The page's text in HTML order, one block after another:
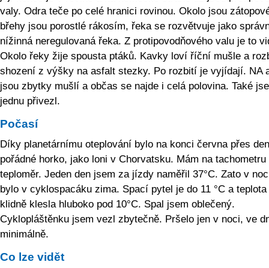
valy. Odra teče po celé hranici rovinou. Okolo jsou
břehy jsou porostlé rákosím, řeka se rozvětvuje jako
nížinná neregulovaná řeka. Z protipovodňového valu je to
Okolo řeky žije spousta ptáků. Kavky loví říční mušle a
shození z výšky na asfalt stezky. Po rozbití je vyjídají. NA
jsou zbytky mušlí a občas se najde i celá polovina. Také
jednu přivezl.
Počasí
Díky planetárnímu oteplování bylo na konci června přes
pořádné horko, jako loni v Chorvatsku. Mám na tachometru
teploměr. Jeden den jsem za jízdy naměřil 37°C. Zato v
bylo v cyklospacáku zima. Spací pytel je do 11 °C a
klidně klesla hluboko pod 10°C. Spal jsem oblečený.
Cyklopláštěnku jsem vezl zbytečně. Pršelo jen v noci, ve
minimálně.
Co lze vidět